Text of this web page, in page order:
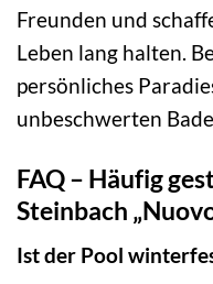
Freunden und
Leben lang halten.
persönliches
unbeschwerten
FAQ – Häufig
Steinbach
Ist der Pool